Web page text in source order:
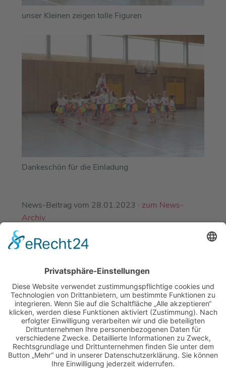
unser Kleinen zeigen tolle Figuren
Dankeschön für die Einladung
News-Beitrag vom 28.01.2023 · zum News-
Archiv
EINE ABTEILUNG DES
DJK-SV MIRSKOFEN E.V.
MIT FREUNDLICHER UNTERSTÜTZUNG
UNSERER PARTNER-SPORTVEREINE